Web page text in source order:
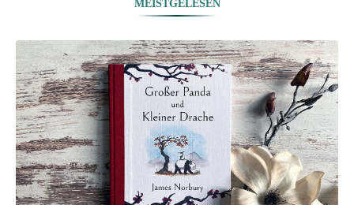
MEISTGELESEN